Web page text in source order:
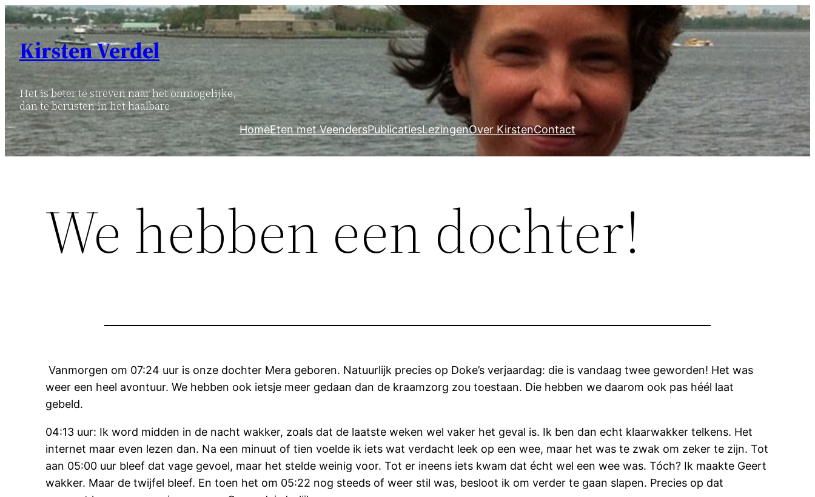
Ga
naar
inhoud
Kirsten Verdel
Het is beter te streven naar het onmogelijke,
dan te berusten in het haalbare
HomeEten met VeendersPublicatiesLezingenOver KirstenContact
We hebben een dochter!
Vanmorgen om 07:24 uur is onze dochter Mera geboren. Natuurlijk precies op Doke’s verjaardag: die is vandaag twee geworden! Het was
weer een heel avontuur. We hebben ook ietsje meer gedaan dan de kraamzorg zou toestaan. Die hebben we daarom ook pas héél laat
gebeld.
04:13 uur: Ik word midden in de nacht wakker, zoals dat de laatste weken wel vaker het geval is. Ik ben dan echt klaarwakker telkens. Het
internet maar even lezen dan. Na een minuut of tien voelde ik iets wat verdacht leek op een wee, maar het was te zwak om zeker te zijn. Tot
aan 05:00 uur bleef dat vage gevoel, maar het stelde weinig voor. Tot er ineens iets kwam dat écht wel een wee was. Tóch? Ik maakte Geert
wakker. Maar de twijfel bleef. En toen het om 05:22 nog steeds of weer stil was, besloot ik om verder te gaan slapen. Precies op dat